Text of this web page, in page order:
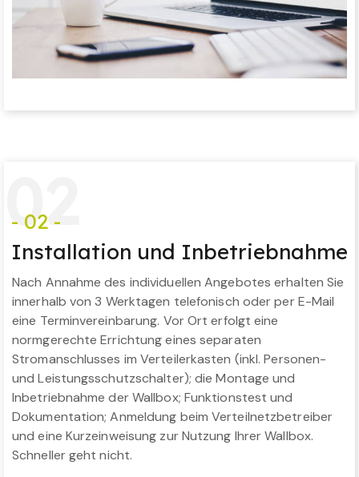
02
- 02 -
Installation und Inbetriebnahme
Nach Annahme des individuellen Angebotes erhalten Sie
innerhalb von 3 Werktagen telefonisch oder per E-Mail
eine Terminvereinbarung. Vor Ort erfolgt eine
normgerechte Errichtung eines separaten
Stromanschlusses im Verteilerkasten (inkl. Personen-
und Leistungsschutzschalter); die Montage und
Inbetriebnahme der Wallbox; Funktionstest und
Dokumentation; Anmeldung beim Verteilnetzbetreiber
und eine Kurzeinweisung zur Nutzung Ihrer Wallbox.
Schneller geht nicht.